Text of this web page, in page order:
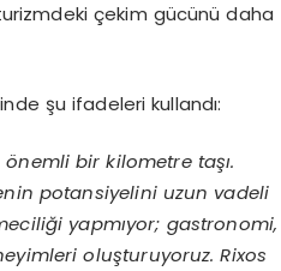
çekim gücünü daha
şu ifadeleri kullandı:
önemli bir kilometre taşı.
potansiyelini uzun vadeli
yapmıyor; gastronomi,
oluşturuyoruz. Rixos